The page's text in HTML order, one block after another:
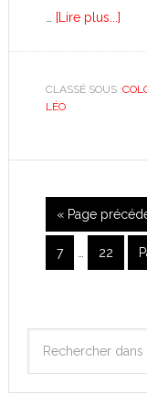
[Lire plus...]
CLASSÉ SOUS :
LÉO
« Page
7 22